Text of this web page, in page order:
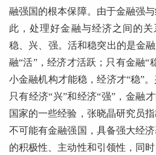
融强国的根本保障。由于金融强
此，处理好金融与经济之间的关
稳、兴、强。活和稳突出的是金
融“活”，经济才活跃；只有金融“
小金融机构才能稳，经济才“稳”
只有经济“兴”和经济“强”，金融
国家的一些经验，张晓晶研究员
不可能有金融强国，具备强大经
的积极性、主动性和引领性，同